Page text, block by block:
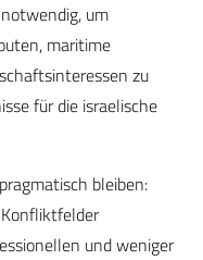
um
maritime
zu
für die israelische
bleiben:
und weniger